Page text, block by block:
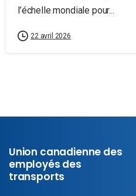
l’échelle mondiale pour...
22 avril 2026
Union canadienne des
employés des
transports